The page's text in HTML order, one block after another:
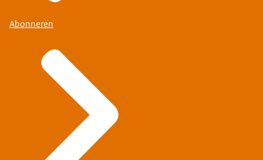
Abonneren